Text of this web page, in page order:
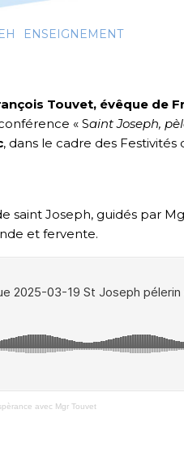
ENSEIGNEMENT
Touvet, évêque de
« Saint Joseph,
, dans le cadre des Festivités
saint Joseph, guidés par
et fervente.
avec Mgr Touvet